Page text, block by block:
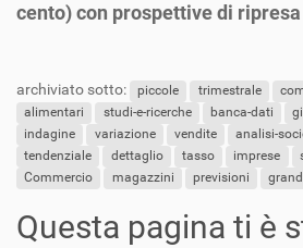
cento) con prospettive di ripresa
archiviato sotto: piccole trimestrale
alimentari
studi-e-ricerche banca-dati
indagine
variazione vendite analisi-
tendenziale
dettaglio tasso imprese
Commercio
magazzini previsioni
Questa pagina ti è